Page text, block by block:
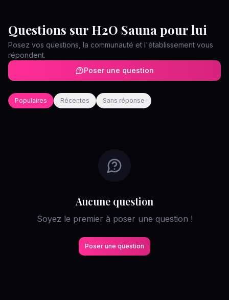
Questions sur H2O Sauna pour lui
Posez vos questions, la communauté et l'établissement vous
répondent.
Poser une question
Populaires Récentes Sans réponse
Aucune question
Soyez le premier à poser une question !
Poser une question